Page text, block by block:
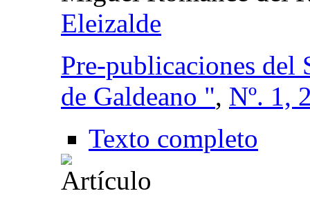
Eleizalde
Pre-publicaciones del
de Galdeano ", Nº. 1,
Texto completo